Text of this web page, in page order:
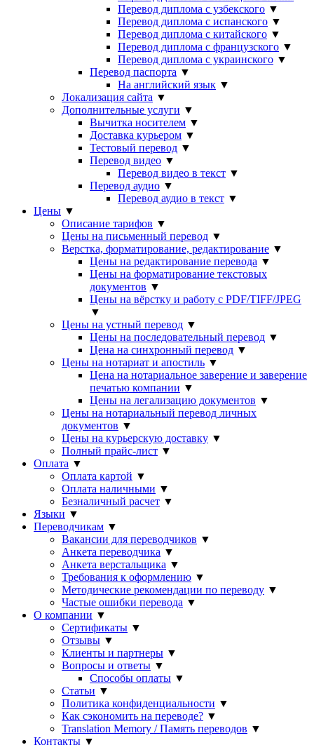
Перевод диплома с узбекского ▼
Перевод диплома с испанского ▼
Перевод диплома с китайского ▼
Перевод диплома с французского ▼
Перевод диплома с украинского ▼
Перевод паспорта ▼
На английский язык ▼
Локализация сайта ▼
Дополнительные услуги ▼
Вычитка носителем ▼
Доставка курьером ▼
Тестовый перевод ▼
Перевод видео ▼
Перевод видео в текст ▼
Перевод аудио ▼
Перевод аудио в текст ▼
Цены ▼
Описание тарифов ▼
Цены на письменный перевод ▼
Верстка, форматирование, редактирование ▼
Цены на редактирование перевода ▼
Цены на форматирование текстовых
документов ▼
Цены на вёрстку и работу с PDF/TIFF/JPEG
▼
Цены на устный перевод ▼
Цены на последовательный перевод ▼
Цена на синхронный перевод ▼
Цены на нотариат и апостиль ▼
Цена на нотариальное заверение и заверение
печатью компании ▼
Цены на легализацию документов ▼
Цены на нотариальный перевод личных
документов ▼
Цены на курьерскую доставку ▼
Полный прайс-лист ▼
Оплата ▼
Оплата картой ▼
Оплата наличными ▼
Безналичный расчет ▼
Языки ▼
Переводчикам ▼
Вакансии для переводчиков ▼
Анкета переводчика ▼
Анкета верстальщика ▼
Требования к оформлению ▼
Методические рекомендации по переводу ▼
Частые ошибки перевода ▼
О компании ▼
Сертификаты ▼
Отзывы ▼
Клиенты и партнеры ▼
Вопросы и ответы ▼
Способы оплаты ▼
Статьи ▼
Политика конфиденциальности ▼
Как сэкономить на переводе? ▼
Translation Memory / Память переводов ▼
Контакты ▼